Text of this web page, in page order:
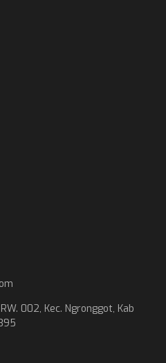
002, Kec. Ngronggot, Kab